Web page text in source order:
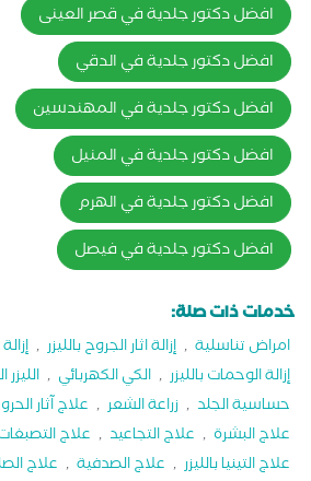
افضل دكتور جلدية في قصر العينى
افضل دكتور جلدية في الدقي
افضل دكتور جلدية في المهندسين
افضل دكتور جلدية في المنيل
افضل دكتور جلدية في الهرم
افضل دكتور جلدية في فيصل
خدمات ذات صلة:
امراض تناسلية , إزالة اثار الجروح بالليزر ,
إزالة الوحمات بالليزر , الكي الكهربائي ,
حساسية الجلد , زراعة الشعر , علاج آثار
علاج البشرة , علاج التجاعيد , علاج
علاج التينيا بالليزر , علاج الصدفية , علاج